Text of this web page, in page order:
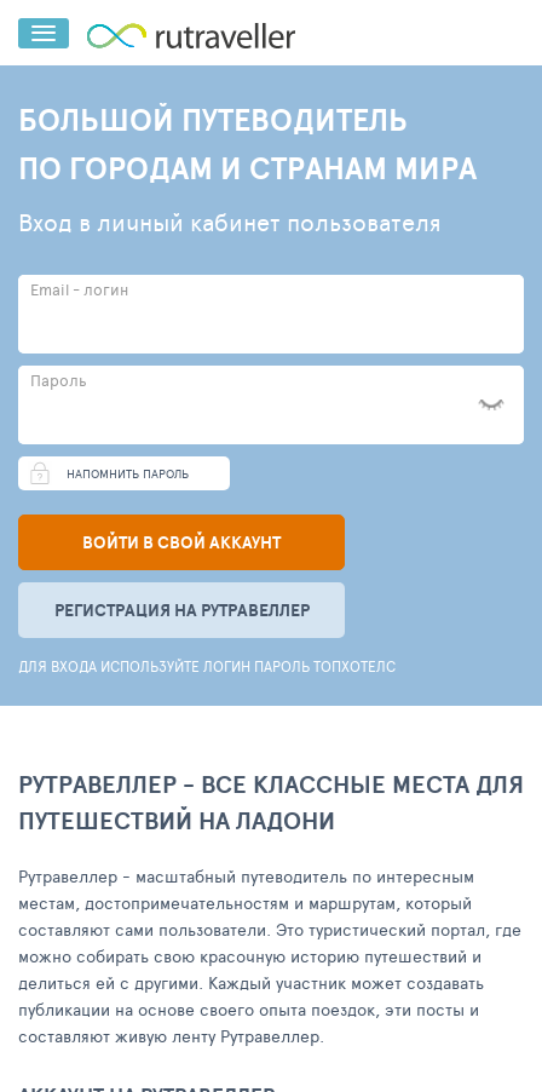
БОЛЬШОЙ ПУТЕВОДИТЕЛЬ
ПО ГОРОДАМ И СТРАНАМ МИРА
Вход в личный кабинет пользователя
Email - логин
Пароль
НАПОМНИТЬ ПАРОЛЬ
ВОЙТИ В СВОЙ АККАУНТ
РЕГИСТРАЦИЯ НА РУТРАВЕЛЛЕР
ДЛЯ ВХОДА ИСПОЛЬЗУЙТЕ ЛОГИН ПАРОЛЬ ТОПХОТЕЛС
РУТРАВЕЛЛЕР - ВСЕ КЛАССНЫЕ МЕСТА ДЛЯ
ПУТЕШЕСТВИЙ НА ЛАДОНИ
Рутравеллер - масштабный путеводитель по интересным
местам, достопримечательностям и маршрутам, который
составляют сами пользователи. Это туристический портал, где
можно собирать свою красочную историю путешествий и
делиться ей с другими. Каждый участник может создавать
публикации на основе своего опыта поездок, эти посты и
составляют живую ленту Рутравеллер.